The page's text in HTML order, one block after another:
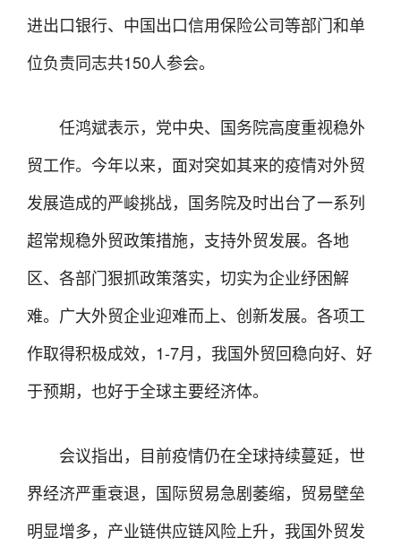
进出口银行、中国出口信用保险公司等部门和单
位负责同志共150人参会。
任鸿斌表示，党中央、国务院高度重视稳外
贸工作。今年以来，面对突如其来的疫情对外贸
发展造成的严峻挑战，国务院及时出台了一系列
超常规稳外贸政策措施，支持外贸发展。各地
区、各部门狠抓政策落实，切实为企业纾困解
难。广大外贸企业迎难而上、创新发展。各项工
作取得积极成效，1-7月，我国外贸回稳向好、好
于预期，也好于全球主要经济体。
会议指出，目前疫情仍在全球持续蔓延，世
界经济严重衰退，国际贸易急剧萎缩，贸易壁垒
明显增多，产业链供应链风险上升，我国外贸发